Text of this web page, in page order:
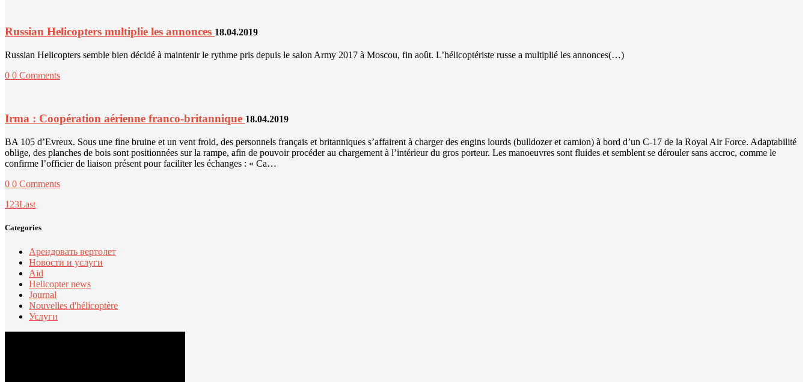
Russian Helicopters multiplie les annonces 18.04.2019
Russian Helicopters semble bien décidé à maintenir le rythme pris depuis le salon Army 2017 à Moscou, fin août. L’hélicoptériste russe a multiplié les annonces(…)
0 0 Comments
Irma : Coopération aérienne franco-britannique 18.04.2019
BA 105 d’Evreux. Sous une fine bruine et un vent froid, des personnels français et britanniques s’affairent à charger des engins lourds (bulldozer et camion) à bord d’un C-17 de la Royal Air Force. Adaptabilité
oblige, des planches de bois sont positionnées sur la rampe, afin de pouvoir procéder au chargement à l’intérieur du gros porteur. Les manoeuvres sont fluides et semblent se dérouler sans accroc, comme le
confirme l’officier de liaison présent pour faciliter les échanges : « Ca…
0 0 Comments
1 23Last
Categories
Арендовать вертолет
Новости и услуги
Aid
Helicopter news
Journal
Nouvelles d'hélicoptère
Услуги